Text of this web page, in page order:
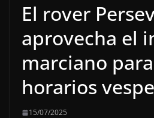
El rover
aprovecha el
marciano
horarios
15/07/2025